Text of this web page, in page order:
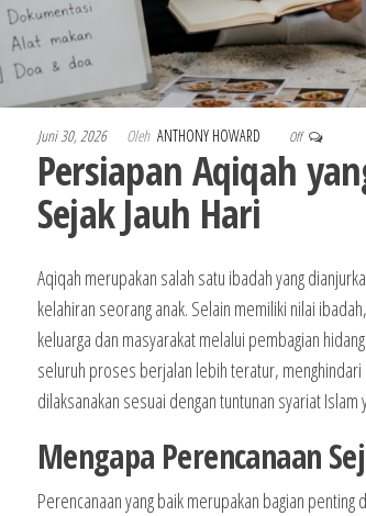
Juni 30, 2026 Oleh ANTHONY HOWARD Off
Persiapan Aqiqah
Sejak Jauh Hari
Aqiqah merupakan salah satu ibadah yang
kelahiran seorang anak. Selain memiliki nilai
keluarga dan masyarakat melalui pembagian
seluruh proses berjalan lebih teratur,
dilaksanakan sesuai dengan tuntunan syariat Islam
Mengapa Perencanaan
Perencanaan yang baik merupakan bagian